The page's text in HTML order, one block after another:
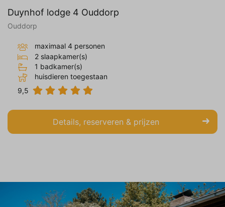
Duynhof lodge 4 Ouddorp
Ouddorp
maximaal 4 personen
2 slaapkamer(s)
1 badkamer(s)
huisdieren toegestaan
9,5
Details, reserveren & prijzen